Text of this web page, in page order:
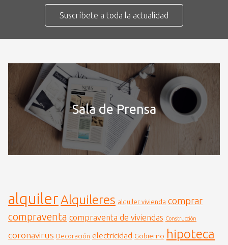
Suscríbete a toda la actualidad
Sala de Prensa
alquilerAlquileres alquiler vivienda comprar
compraventa compraventa de viviendas Construcción
coronavirus Decoración electricidad Gobierno hipoteca